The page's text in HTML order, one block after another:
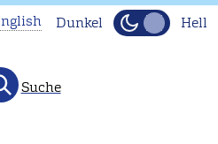
This
page
Dunkel Hell
Suche